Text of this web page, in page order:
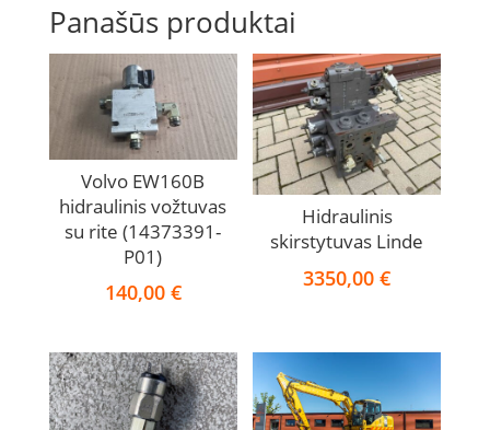
Panašūs produktai
Volvo EW160B
hidraulinis vožtuvas
su rite (14373391-
P01)
140,00 €
Hidraulinis
skirstytuvas Linde
3350,00€